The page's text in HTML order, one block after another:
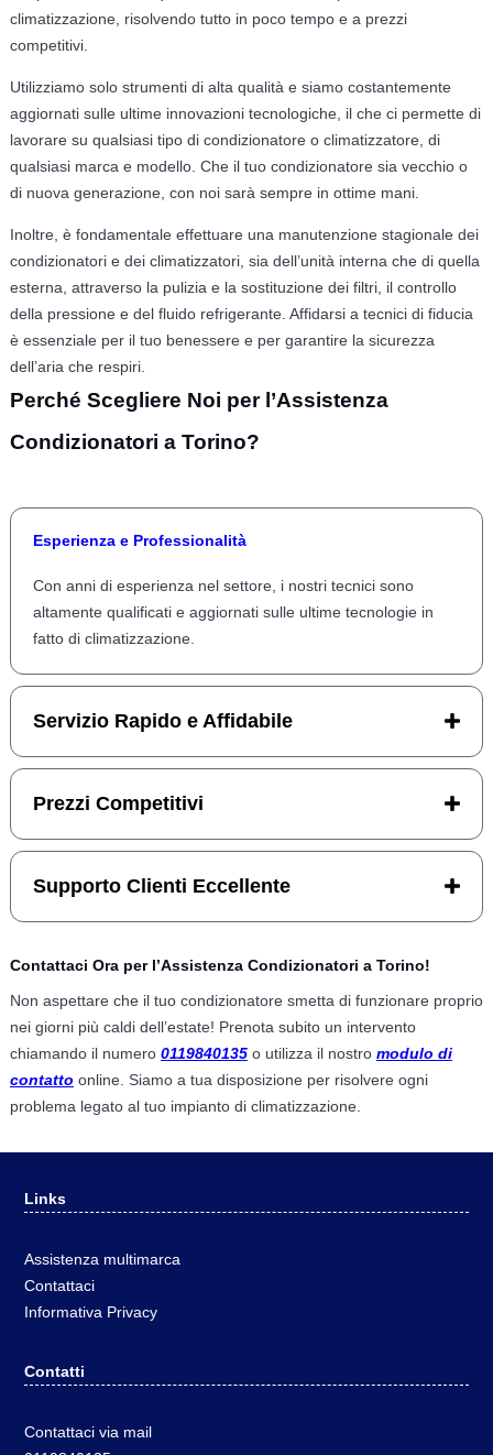
climatizzazione, risolvendo tutto in poco tempo e a prezzi
competitivi.
Utilizziamo solo strumenti di alta qualità e siamo costantemente
aggiornati sulle ultime innovazioni tecnologiche, il che ci permette di
lavorare su qualsiasi tipo di condizionatore o climatizzatore, di
qualsiasi marca e modello. Che il tuo condizionatore sia vecchio o
di nuova generazione, con noi sarà sempre in ottime mani.
Inoltre, è fondamentale effettuare una manutenzione stagionale dei
condizionatori e dei climatizzatori, sia dell’unità interna che di quella
esterna, attraverso la pulizia e la sostituzione dei filtri, il controllo
della pressione e del fluido refrigerante. Affidarsi a tecnici di fiducia
è essenziale per il tuo benessere e per garantire la sicurezza
dell’aria che respiri.
Perché Scegliere Noi per l’Assistenza
Condizionatori a Torino?
Esperienza e Professionalità
Con anni di esperienza nel settore, i nostri tecnici sono
altamente qualificati e aggiornati sulle ultime tecnologie in
fatto di climatizzazione.
Servizio Rapido e Affidabile
Prezzi Competitivi
Supporto Clienti Eccellente
Contattaci Ora per l’Assistenza Condizionatori a Torino!
Non aspettare che il tuo condizionatore smetta di funzionare proprio
nei giorni più caldi dell’estate! Prenota subito un intervento
chiamando il numero 0119840135o utilizza il nostro modulo di
contatto online. Siamo a tua disposizione per risolvere ogni
problema legato al tuo impianto di climatizzazione.
Links
Assistenza multimarca
Contattaci
Informativa Privacy
Contatti
Contattaci via mail